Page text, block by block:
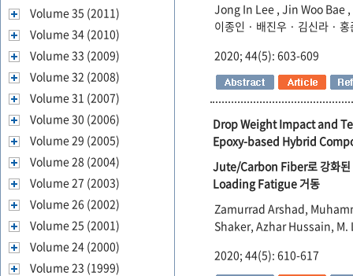
Volume 35 (2011)
Volume 34 (2010)
Volume 33 (2009)
Volume 32 (2008)
Volume 31 (2007)
Volume 30 (2006)
Volume 29 (2005)
Volume 28 (2004)
Volume 27 (2003)
Volume 26 (2002)
Volume 25 (2001)
Volume 24 (2000)
Volume 23 (1999)
Jong In Lee , Jin Woo Bae
이종인 · 배진우 · 김신라 ·
2020; 44(5): 603-609
Drop Weight Impact and
Epoxy-based Hybrid
Jute/Carbon Fiber로 강화
Loading Fatigue 거동
Zamurrad Arshad,
Shaker, Azhar Hussain,
2020; 44(5): 610-617